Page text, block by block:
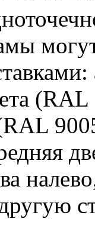
другую